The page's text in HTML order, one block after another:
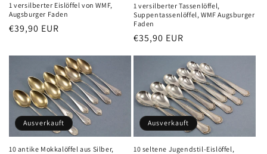
1 versilberter Eislöffel von WMF,
Augsburger Faden
Normaler
€39,90 EUR
1 versilberter Tassenlöffel,
Suppentassenlöffel, WMF Augsburger
Faden
Normaler
€35,90 EUR
Ausverkauft
10 antike Mokkalöffel aus Silber,
Ausverkauft
10 seltene Jugendstil-Eislöffel,